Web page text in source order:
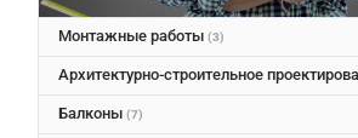
Mонтажные работы (3)
Архитектурно-строительное
Балконы (7)